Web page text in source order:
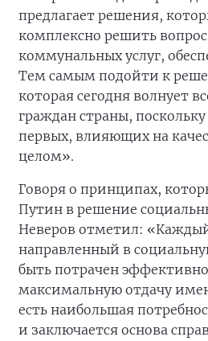
предлагает решения,
комплексно решить вопрос
коммунальных услуг,
Тем самым подойти к
которая сегодня волнует
граждан страны,
первых, влияющих на
целом».
Говоря о принципах,
Путин в решение
Неверов отметил:
направленный в
быть потрачен
максимальную отдачу
есть наибольшая
и заключается основа